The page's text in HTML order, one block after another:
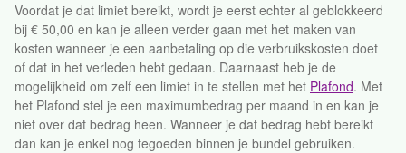
Voordat je dat limiet bereikt, wordt je eerst echter al geblokkeerd
bij € 50,00 en kan je alleen verder gaan met het maken van
kosten wanneer je een aanbetaling op die verbruikskosten doet
of dat in het verleden hebt gedaan. Daarnaast heb je de
mogelijkheid om zelf een limiet in te stellen met het Plafond. Met
het Plafond stel je een maximumbedrag per maand in en kan je
niet over dat bedrag heen. Wanneer je dat bedrag hebt bereikt
dan kan je enkel nog tegoeden binnen je bundel gebruiken.